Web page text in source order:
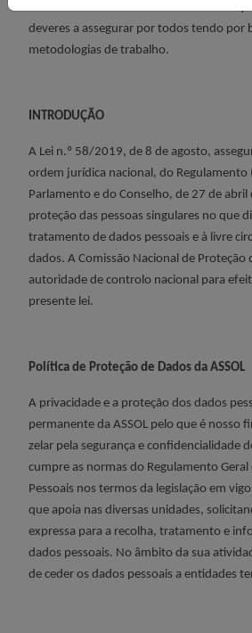
normas de conduta dos colaboradores
deveres a assegurar por todos tendo por
metodologias de trabalho.
INTRODUÇÃO
A Lei n.º 58/2019, de 8 de agosto,
ordem jurídica nacional, do
Parlamento e do Conselho, de 27 de
proteção das pessoas singulares no que
tratamento de dados pessoais e à livre
dados. A Comissão Nacional de Proteção
autoridade de controlo nacional para
presente lei.
Política de Proteção de Dados da ASSOL
A privacidade e a proteção dos dados
permanente da ASSOL pelo que é nosso
zelar pela segurança e confidencialidade
cumpre as normas do Regulamento
Pessoais nos termos da legislação em
que apoia nas diversas unidades,
expressa para a recolha, tratamento e
dados pessoais. No âmbito da sua
de ceder os dados pessoais a entidades